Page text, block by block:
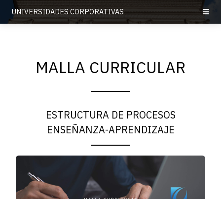
UNIVERSIDADES CORPORATIVAS
MALLA CURRICULAR
ESTRUCTURA DE PROCESOS
ENSEÑANZA-APRENDIZAJE